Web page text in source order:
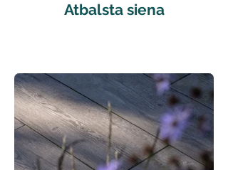
Atbalsta siena